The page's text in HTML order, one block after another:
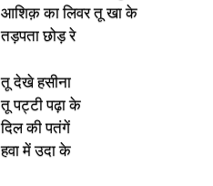
आशिक़ का लिवर तू खा के
तड़पता छोड़ रे
तू देखे हसीना
तू पट्टी पढ़ा के
दिल की पतंगें
हवा में उदा के